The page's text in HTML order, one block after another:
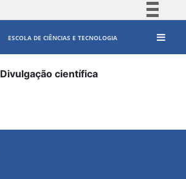
ESCOLA DE CIÊNCIAS E TECNOLOGIA
Divulgação científica